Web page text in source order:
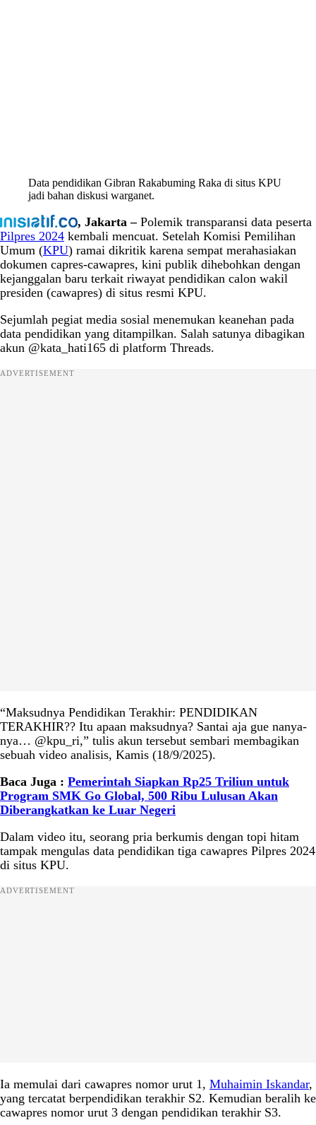
Data pendidikan Gibran Rakabuming Raka di situs KPU
jadi bahan diskusi warganet.
, Jakarta –Polemik transparansi data peserta
Pilpres 2024 kembali mencuat. Setelah Komisi Pemilihan
Umum (KPU) ramai dikritik karena sempat merahasiakan
dokumen capres-cawapres, kini publik dihebohkan dengan
kejanggalan baru terkait riwayat pendidikan calon wakil
presiden (cawapres) di situs resmi KPU.
Sejumlah pegiat media sosial menemukan keanehan pada
data pendidikan yang ditampilkan. Salah satunya dibagikan
akun @kata_hati165 di platform Threads.
ADVERTISEMENT
“Maksudnya Pendidikan Terakhir: PENDIDIKAN
TERAKHIR?? Itu apaan maksudnya? Santai aja gue nanya-
nya… @kpu_ri,” tulis akun tersebut sembari membagikan
sebuah video analisis, Kamis (18/9/2025).
Baca Juga : Pemerintah Siapkan Rp25 Triliun untuk
Program SMK Go Global, 500 Ribu Lulusan Akan
Diberangkatkan ke Luar Negeri
Dalam video itu, seorang pria berkumis dengan topi hitam
tampak mengulas data pendidikan tiga cawapres Pilpres 2024
di situs KPU.
ADVERTISEMENT
Ia memulai dari cawapres nomor urut 1, Muhaimin Iskandar,
yang tercatat berpendidikan terakhir S2. Kemudian beralih ke
cawapres nomor urut 3 dengan pendidikan terakhir S3.